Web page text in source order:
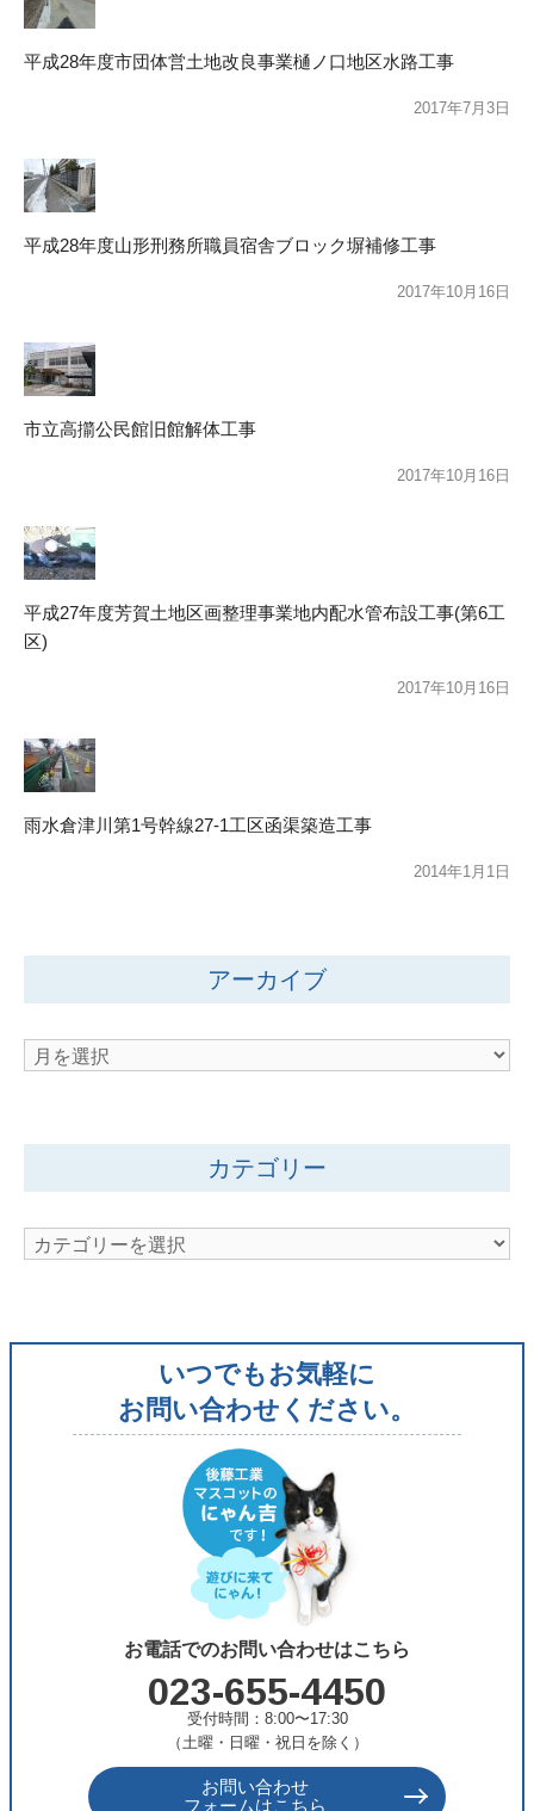
平成28年度市団体営土地改良事業樋ノ口地区水路工事
2017年7月3日
平成28年度山形刑務所職員宿舎ブロック塀補修工事
2017年10月16日
市立高擶公民館旧館解体工事
2017年10月16日
平成27年度芳賀土地区画整理事業地内配水管布設工事(第6工
区)
2017年10月16日
雨水倉津川第1号幹線27-1工区函渠築造工事
2014年1月1日
アーカイブ
ア
イ
カテゴリー
カ
リ
いつでもお気軽に
お問い合わせください。
お電話でのお問い合わせはこちら
023-655-4450
受付時間：8:00〜17:30
（土曜・日曜・祝日を除く）
お問い合わせ
フォームはこちら